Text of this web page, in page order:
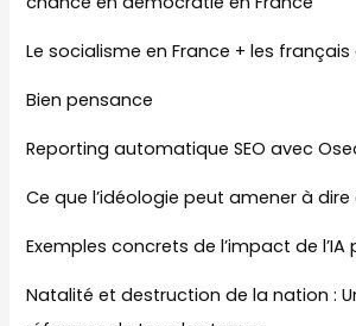
Le socialisme en France + les
Bien pensance
Reporting automatique SEO avec
Ce que l’idéologie peut amener à
Exemples concrets de l’impact de l’IA
Natalité et destruction de la nation :